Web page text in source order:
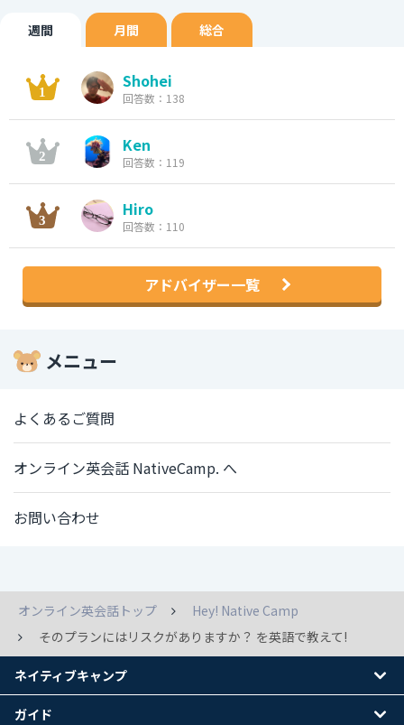
週間 月間 総合
Shohei
回答数：138
Ken
回答数：119
Hiro
回答数：110
アドバイザー一覧
メニュー
よくあるご質問
オンライン英会話 NativeCamp. へ
お問い合わせ
オンライン英会話トップ
Hey! Native Camp
そのプランにはリスクがありますか？ を英語で教えて!
ネイティブキャンプ
ガイド